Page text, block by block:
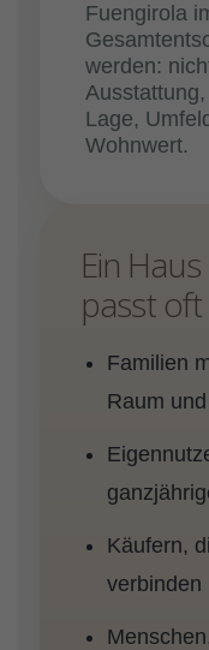
Fuengirola
werden:
Lage,
Wohnwert.
Ein
passt oft
Familien
Raum
Käufern,
verbinden